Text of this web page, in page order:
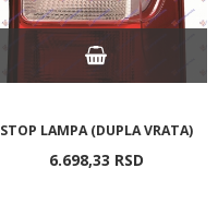
STOP LAMPA (DUPLA VRATA)
6.698,33 RSD